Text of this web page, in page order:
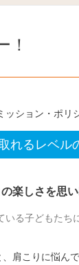
！
ション・ポリ
れるレベル
楽しさを思
いる子どもたち
肩こりに悩ん